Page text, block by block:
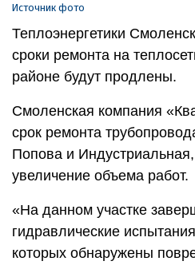
Источник фото
Теплоэнергетики
сроки ремонта на
районе будут продлены.
Смоленская компания
срок ремонта
Попова и
увеличение объема работ.
«На данном участке
гидравлические
которых обнаружены